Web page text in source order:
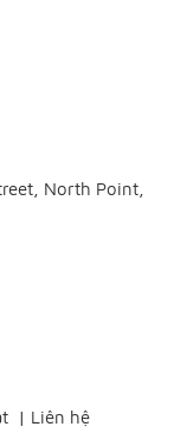
North Point,
| Liên hệ